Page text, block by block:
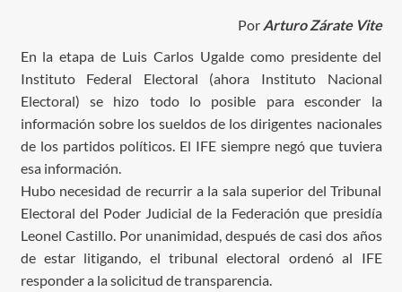
Por Arturo Zárate Vite
En la etapa de Luis Carlos Ugalde como presidente del
Instituto Federal Electoral (ahora Instituto Nacional
Electoral) se hizo todo lo posible para esconder la
información sobre los sueldos de los dirigentes nacionales
de los partidos políticos. El IFE siempre negó que tuviera
esa información.
Hubo necesidad de recurrir a la sala superior del Tribunal
Electoral del Poder Judicial de la Federación que presidía
Leonel Castillo. Por unanimidad, después de casi dos años
de estar litigando, el tribunal electoral ordenó al IFE
responder a la solicitud de transparencia.